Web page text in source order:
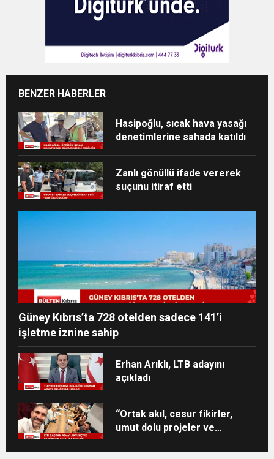
BENZER HABERLER
Hasipoğlu, sıcak hava yasağı
denetimlerine sahada katıldı
Zanlı gönüllü ifade vererek
suçunu itiraf etti
Güney Kıbrıs’ta 728 otelden sadece 141’i
işletme iznine sahip
Erhan Arıklı, LTB adayını
açıkladı
“Ortak akıl, cesur fikirler,
umut dolu projeler ve